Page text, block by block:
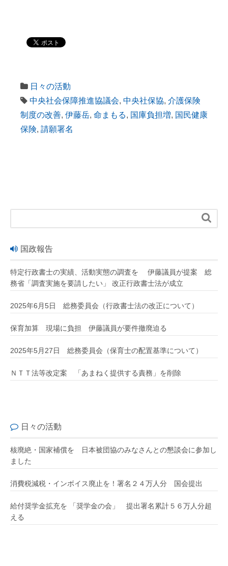
日々の活動
中央社会保障推進協議会, 中央社保協, 介護保険
制度の改善, 伊藤岳, 命まもる, 国庫負担増, 国民健康
保険, 請願署名

国政報告
特定行政書士の実績、活動実態の調査を 伊藤議員が提案 総
務省「調査実施を要請したい」 改正行政書士法が成立
2025年6月5日 総務委員会（行政書士法の改正について）
保育加算 現場に負担 伊藤議員が要件撤廃迫る
2025年5月27日 総務委員会（保育士の配置基準について）
ＮＴＴ法等改定案 「あまねく提供する責務」を削除
日々の活動
核廃絶・国家補償を 日本被団協のみなさんとの懇談会に参加し
ました
消費税減税・インボイス廃止を！署名２４万人分 国会提出
給付奨学金拡充を 「奨学金の会」 提出署名累計５６万人分超
える